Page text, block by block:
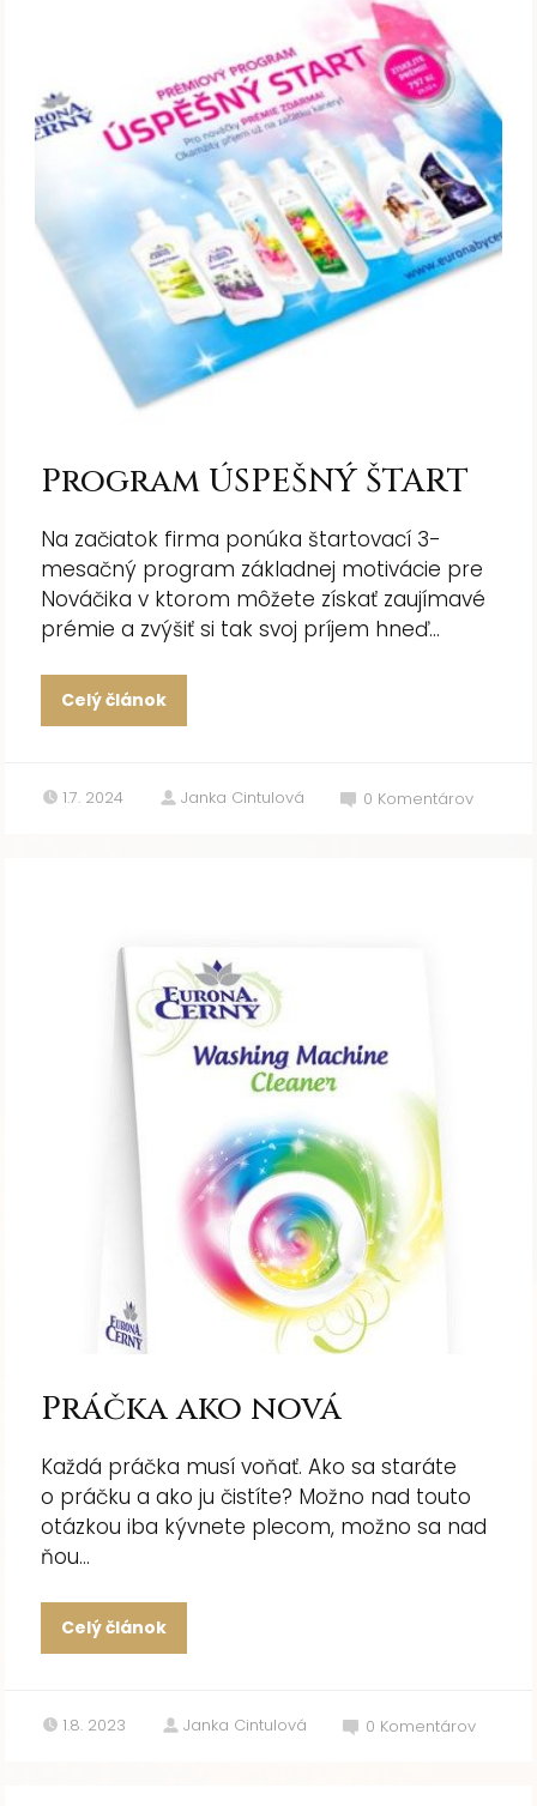
Program ÚSPEŠNÝ ŠTART
Na začiatok firma ponúka štartovací 3-
mesačný program základnej motivácie pre
Nováčika v ktorom môžete získať zaujímavé
prémie a zvýšiť si tak svoj príjem hneď...
Celý článok
1.7. 2024 Janka Cintulová 0 Komentárov
Práčka ako nová
Každá práčka musí voňať. Ako sa staráte
o práčku a ako ju čistíte? Možno nad touto
otázkou iba kývnete plecom, možno sa nad
ňou...
Celý článok
1.8. 2023 Janka Cintulová 0 Komentárov